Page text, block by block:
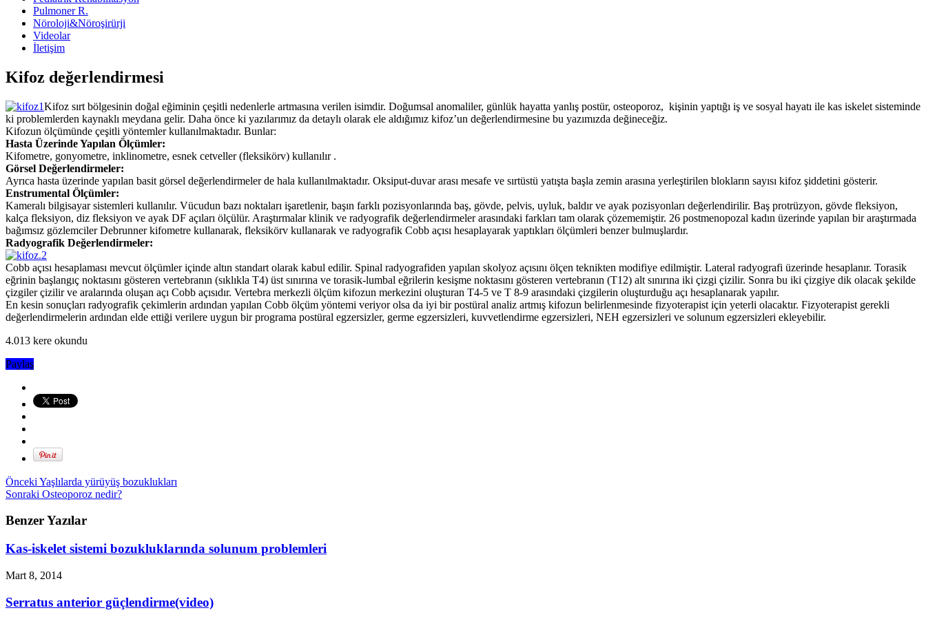
Pulmoner R.
Nöroloji&Nöroşirürji
Videolar
İletişim
Kifoz değerlendirmesi
Kifoz sırt bölgesinin doğal eğiminin çeşitli nedenlerle artmasına verilen isimdir. Doğumsal anomaliler, günlük hayatta yanlış postür, osteoporoz, kişinin yaptığı iş ve sosyal hayatı ile kas iskelet sisteminde
ki problemlerden kaynaklı meydana gelir. Daha önce ki yazılarımız da detaylı olarak ele aldığımız kifoz’un değerlendirmesine bu yazımızda değineceğiz.
Kifozun ölçümünde çeşitli yöntemler kullanılmaktadır. Bunlar:
Hasta Üzerinde Yapılan Ölçümler:
Kifometre, gonyometre, inklinometre, esnek cetveller (fleksikörv) kullanılır .
Görsel Değerlendirmeler:
Ayrıca hasta üzerinde yapılan basit görsel değerlendirmeler de hala kullanılmaktadır. Oksiput-duvar arası mesafe ve sırtüstü yatışta başla zemin arasına yerleştirilen blokların sayısı kifoz şiddetini gösterir.
Enstrumental Ölçümler:
Kameralı bilgisayar sistemleri kullanılır. Vücudun bazı noktaları işaretlenir, başın farklı pozisyonlarında baş, gövde, pelvis, uyluk, baldır ve ayak pozisyonları değerlendirilir. Baş protrüzyon, gövde fleksiyon,
kalça fleksiyon, diz fleksiyon ve ayak DF açıları ölçülür. Araştırmalar klinik ve radyografik değerlendirmeler arasındaki farkları tam olarak çözememiştir. 26 postmenopozal kadın üzerinde yapılan bir araştırmada
bağımsız gözlemciler Debrunner kifometre kullanarak, fleksikörv kullanarak ve radyografik Cobb açısı hesaplayarak yaptıkları ölçümleri benzer bulmuşlardır.
Radyografik Değerlendirmeler:
Cobb açısı hesaplaması mevcut ölçümler içinde altın standart olarak kabul edilir. Spinal radyografiden yapılan skolyoz açısını ölçen teknikten modifiye edilmiştir. Lateral radyografi üzerinde hesaplanır. Torasik
eğrinin başlangıç noktasını gösteren vertebranın (sıklıkla T4) üst sınırına ve torasik-lumbal eğrilerin kesişme noktasını gösteren vertebranın (T12) alt sınırına iki çizgi çizilir. Sonra bu iki çizgiye dik olacak şekilde
çizgiler çizilir ve aralarında oluşan açı Cobb açısıdır. Vertebra merkezli ölçüm kifozun merkezini oluşturan T4-5 ve T 8-9 arasındaki çizgilerin oluşturduğu açı hesaplanarak yapılır.
En kesin sonuçları radyografik çekimlerin ardından yapılan Cobb ölçüm yöntemi veriyor olsa da iyi bir postüral analiz artmış kifozun belirlenmesinde fizyoterapist için yeterli olacaktır. Fizyoterapist gerekli
değerlendirmelerin ardından elde ettiği verilere uygun bir programa postüral egzersizler, germe egzersizleri, kuvvetlendirme egzersizleri, NEH egzersizleri ve solunum egzersizleri ekleyebilir.
4.013 kere okundu
Paylaş
Önceki Yaşlılarda yürüyüş bozuklukları
Sonraki Osteoporoz nedir?
Benzer Yazılar
Kas-iskelet sistemi bozukluklarında solunum problemleri
Mart 8, 2014
Serratus anterior güçlendirme(video)